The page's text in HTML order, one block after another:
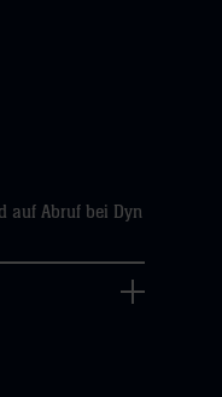
auf Abruf bei Dyn